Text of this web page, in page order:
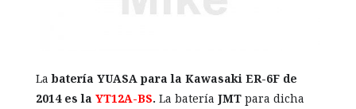
La batería YUASA para la Kawasaki ER-6F de
2014 es la YT12A-BS. La batería JMT para dicha